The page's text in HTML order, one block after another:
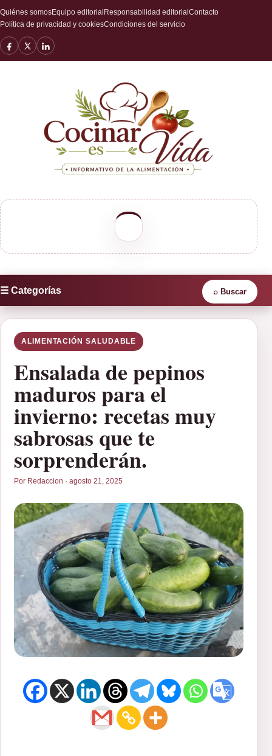
Quiénes somosEquipo editorial Responsabilidad editorial Contacto
Política de privacidad y cookiesCondiciones del servicio
☰ Categorías ⌕ Buscar
ALIMENTACIÓN SALUDABLE
Ensalada de pepinos
maduros para el
invierno: recetas muy
sabrosas que te
sorprenderán.
Por Redaccion · agosto 21, 2025